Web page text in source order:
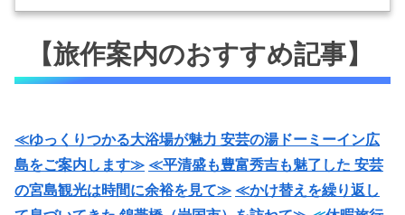
【旅作案内のおすすめ記事】
≪ゆっくりつかる大浴場が魅力 安芸の湯ドーミーイン広
島をご案内します≫ ≪平清盛も豊富秀吉も魅了した 安芸
の宮島観光は時間に余裕を見て≫ ≪かけ替えを繰り返し